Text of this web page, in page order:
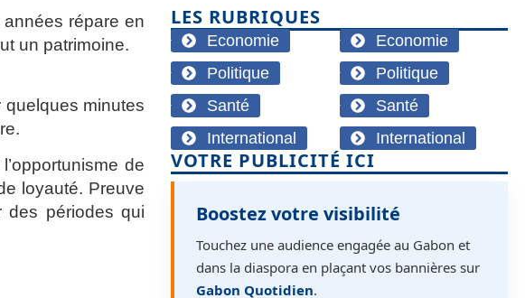
répare en
un patrimoine.
quelques minutes
de
loyauté. Preuve
des périodes qui
LES RUBRIQUES
Economie
Politique
Santé
International
Economie
Politique
Santé
International
VOTRE PUBLICITÉ ICI
Boostez votre visibilité
Touchez une audience engagée au Gabon et
dans la diaspora en plaçant vos bannières sur
Gabon Quotidien.